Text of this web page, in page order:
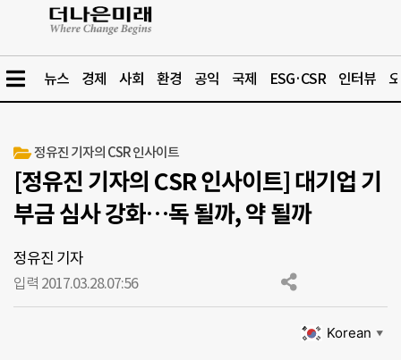
뉴스 경제 사회 환경 공익 국제 ESG·CSR 인터뷰
정유진 기자의 CSR 인사이트
[정유진 기자의 CSR 인사이트] 대기업 기
부금 심사 강화…독 될까, 약 될까
정유진 기자
입력 2017.03.28.07:56
Korean ▼